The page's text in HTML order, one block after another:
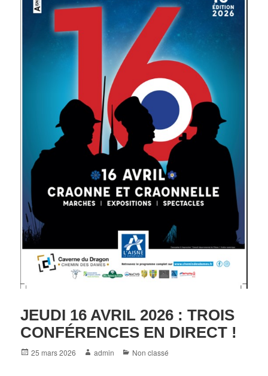
JEUDI 16 AVRIL 2026 : TROIS
CONFÉRENCES EN DIRECT !
Posted
25 mars 2026 Author
admin Categories
Non classé